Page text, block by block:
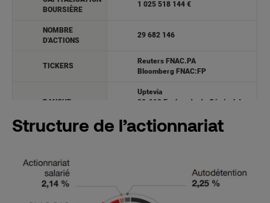
Structure de l’actionnariat